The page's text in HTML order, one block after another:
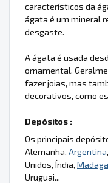
característicos da
ágata é um mineral
desgaste.
A ágata é usada
ornamental.
fazer joias, mas
decorativos, como
Depósitos :
Os principais
Alemanha, Argentina
Unidos, Índia,
Uruguai...